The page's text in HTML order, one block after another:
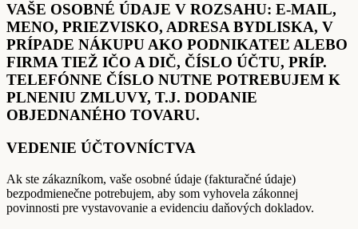
VAŠE OSOBNÉ ÚDAJE V ROZSAHU: E-MAIL,
MENO, PRIEZVISKO, ADRESA BYDLISKA, V
PRÍPADE NÁKUPU AKO PODNIKATEĽ ALEBO
FIRMA TIEŽ IČO A DIČ, ČÍSLO ÚČTU, PRÍP.
TELEFÓNNE ČÍSLO NUTNE POTREBUJEM K
PLNENIU ZMLUVY, T.J. DODANIE
OBJEDNANÉHO TOVARU.
VEDENIE ÚČTOVNÍCTVA
Ak ste zákazníkom, vaše osobné údaje (fakturačné údaje)
bezpodmienečne potrebujem, aby som vyhovela zákonnej
povinnosti pre vystavovanie a evidenciu daňových dokladov.